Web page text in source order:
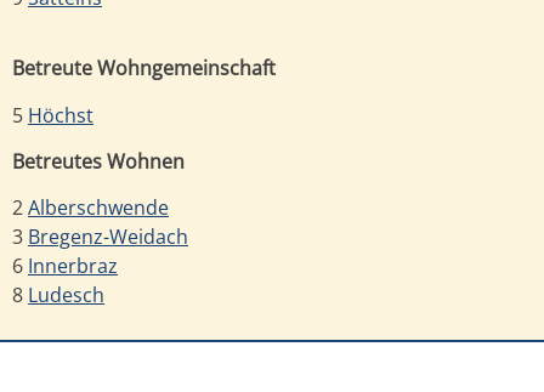
Betreute Wohngemeinschaft
5 Höchst
Betreutes Wohnen
2Alberschwende
3 Bregenz-Weidach
6 Innerbraz
8 Ludesch